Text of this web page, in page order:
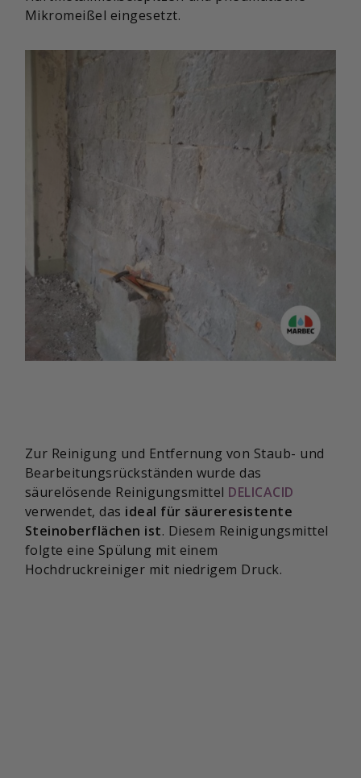
Mikromeißel eingesetzt.
Zur Reinigung und Entfernung von Staub- und
Bearbeitungsrückständen wurde das
säurelösende Reinigungsmittel DELICACID
verwendet, das ideal für säureresistente
Steinoberflächen ist. Diesem Reinigungsmittel
folgte eine Spülung mit einem
Hochdruckreiniger mit niedrigem Druck.